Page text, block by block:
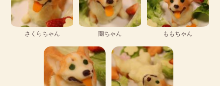
さくらちゃん 蘭ちゃん ももちゃん